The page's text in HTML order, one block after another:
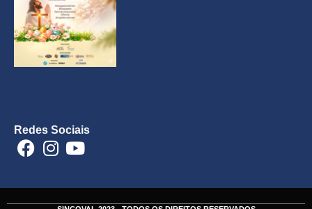
Redes Sociais